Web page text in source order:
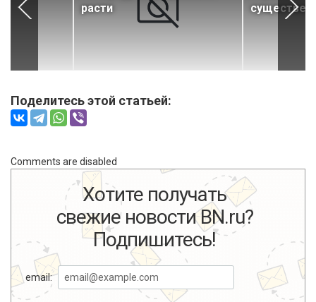
расти
Поделитесь этой статьей:
Comments are disabled
Хотите получать
свежие новости BN.ru?
Подпишитесь!
email: